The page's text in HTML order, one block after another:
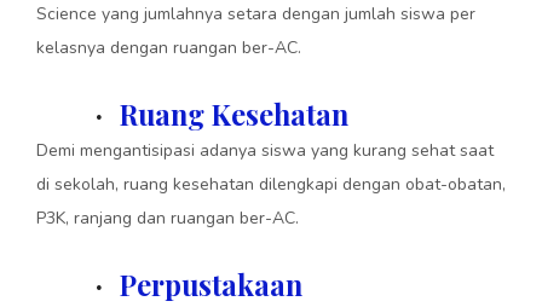
Science yang jumlahnya setara dengan jumlah siswa per
kelasnya dengan ruangan ber-AC.
· Ruang Kesehatan
Demi mengantisipasi adanya siswa yang kurang sehat saat
di sekolah, ruang kesehatan dilengkapi dengan obat-obatan,
P3K, ranjang dan ruangan ber-AC.
· Perpustakaan